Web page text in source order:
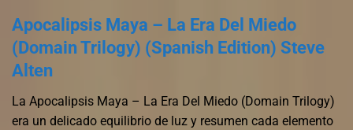
Apocalipsis Maya – La Era Del Miedo
(Domain Trilogy) (Spanish Edition) Steve
Alten
La Apocalipsis Maya – La Era Del Miedo (Domain Trilogy)
era un delicado equilibrio de luz y resumen cada elemento